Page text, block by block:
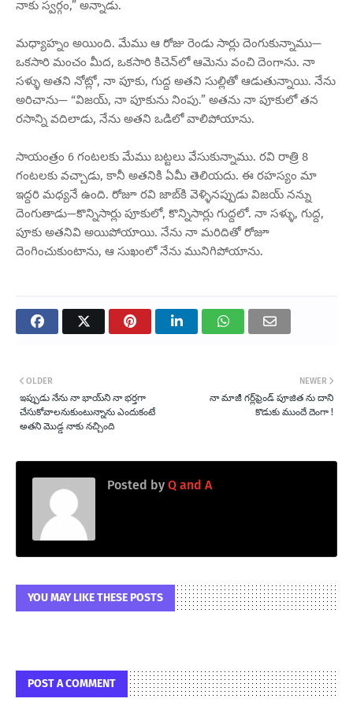
నాకు స్వర్గం,” అన్నాడు.
మధ్యాహ్నం అయింది. మేము ఆ రోజు రెండు సార్లు దెంగుకున్నాము—
ఒకసారి మంచం మీద, ఒకసారి కిచెన్‌లో ఆమెను వంచి దెంగాను. నా
సళ్ళు అతని నోట్లో, నా పూకు, గుద్ద అతని సుల్లితో ఆడుతున్నాయి. నేను
అరిచాను— “విజయ్, నా పూకును నింపు.” అతను నా పూకులో తన
రసాన్ని వదిలాడు, నేను అతని ఒడిలో వాలిపోయాను.
సాయంత్రం 6 గంటలకు మేము బట్టలు వేసుకున్నాము. రవి రాత్రి 8
గంటలకు వచ్చాడు, కానీ అతనికి ఏమీ తెలియదు. ఈ రహస్యం మా
ఇద్దరి మధ్యనే ఉంది. రోజూ రవి జాబ్‌కి వెళ్ళినప్పుడు విజయ్ నన్ను
దెంగుతాడు—కొన్నిసార్లు పూకులో, కొన్నిసార్లు గుద్దలో. నా సళ్ళు, గుద్ద,
పూకు అతనివి అయిపోయాయి. నేను నా మరిదితో రోజూ
దెంగించుకుంటాను, ఆ సుఖంలో నేను మునిగిపోయాను.
NEWER
నా మాజీ గర్ల్‌ఫ్రెండ్ పూజిత ను దాని
కొడుకు ముందే దెంగా !
OLDER
ఇప్పుడు నేను నా భాయ్‌ని నా భర్తగా
చేసుకోవాలనుకుంటున్నాను ఎందుకంటే
అతని మొడ్డ నాకు నచ్చింది
Posted by Q and A
YOU MAY LIKE THESE POSTS
POST A COMMENT